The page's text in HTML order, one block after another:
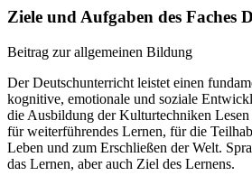
Ziele und Aufgaben des Faches
Beitrag zur allgemeinen Bildung
Der Deutschunterricht leistet einen
kognitive, emotionale und soziale
die Ausbildung der Kulturtechniken Lesen
für weiterführendes Lernen, für die
Leben und zum Erschließen der Welt.
das Lernen, aber auch Ziel des Lernens.